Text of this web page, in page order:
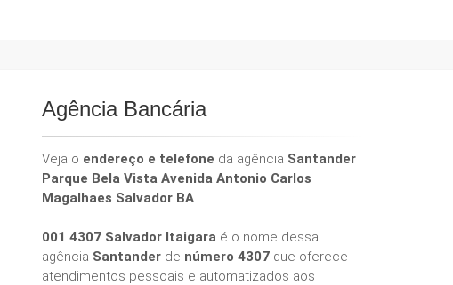
Agência Bancária
Veja o endereço e telefone da agência Santander
Parque Bela Vista Avenida Antonio Carlos
Magalhaes Salvador BA.
001 4307 Salvador Itaigara é o nome dessa
agência Santander de número 4307 que oferece
atendimentos pessoais e automatizados aos